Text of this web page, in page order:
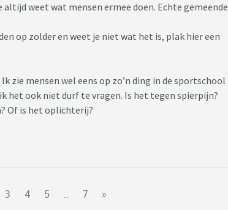
weet wat mensen ermee doen. Echte gemeende
op zolder en weet je niet wat het is, plak hier een
zie mensen wel eens op zo’n ding in de sportschool
het ook niet durf te vragen. Is het tegen spierpijn?
Of is het oplichterij?
3 4 5 .. 7 »